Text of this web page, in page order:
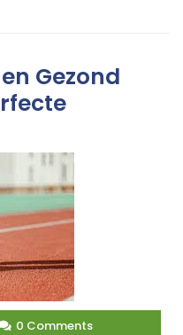
Gezond
0 Comments